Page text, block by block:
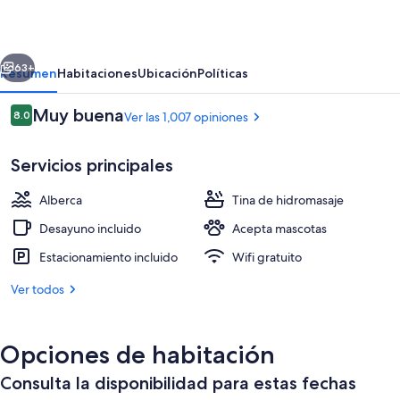
Santa
Maria
Ropa de cama de alta calidad y
Siguiente
63+
ResumenHabitacionesUbicaciónPolíticas
Opiniones
8.08.0 de 10,
Muy buenaVer las 1,007 opiniones
Servicios principales
Alberca
Tina de hidromasaje
Desayuno incluido
Acepta mascotas
Estacionamiento incluido
Wifi gratuito
Ver todos
Opciones de habitación
Consulta la disponibilidad para estas fechas